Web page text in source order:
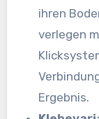
ihren
verlegen
Ergebnis.